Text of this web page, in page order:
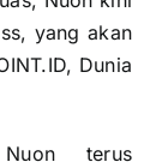
yang akan
Dunia
terus